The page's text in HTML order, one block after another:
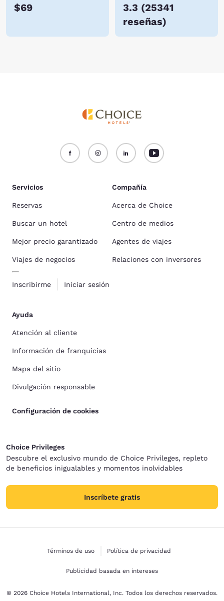
$69 3.3 (25341
reseñas)
Servicios
Reservas
Buscar un hotel
Mejor precio garantizado
Viajes de negocios
Inscribirme Iniciar sesión
Compañía
Acerca de Choice
Centro de medios
Agentes de viajes
Relaciones con inversores
Ayuda
Atención al cliente
Información de franquicias
Mapa del sitio
Divulgación responsable
Configuración de cookies
Choice Privileges
Descubre el exclusivo mundo de Choice Privileges, repleto
de beneficios inigualables y momentos inolvidables
Inscríbete gratis
Términos de uso Política de privacidad
Publicidad basada en intereses
© 2026 Choice Hotels International, Inc. Todos los derechos reservados.